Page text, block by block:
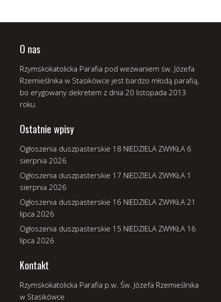
O nas
Rzymskokatolicka Parafia pod wezwaniem św. Józefa
Rzemieślnika w Stasikówce jest bardzo młodą parafią,
bo erygowany dekretem z dnia 20 listopada 2013
roku.
Ostatnie wpisy
Ogłoszenia duszpasterskie 18 NIEDZIELA ZWYKŁA 6
sierpnia 2026
Ogłoszenia duszpasterskie 17 NIEDZIELA ZWYKŁA 1
sierpnia 2026
Ogłoszenia duszpasterskie 16 NIEDZIELA ZWYKŁA 21
lipca 2026
Ogłoszenia duszpasterskie 15 NIEDZIELA ZWYKŁA 16
lipca 2026
Kontakt
Rzymskokatolicka Parafia p.w. Św. Józefa Rzemieślnika
w Stasikówce